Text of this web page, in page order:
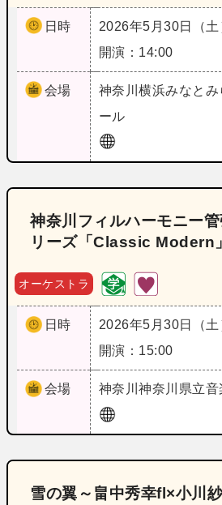
日時
2026年5月30日（土
開演：14:00
会場 神奈川横浜みなと
ール
神奈川フィルハーモニー
リーズ「Classic Modern
オーケストラ
日時
2026年5月30日（土
開演：15:00
会場 神奈川神奈川県立
雪の翼～畠中秀幸fl×小川